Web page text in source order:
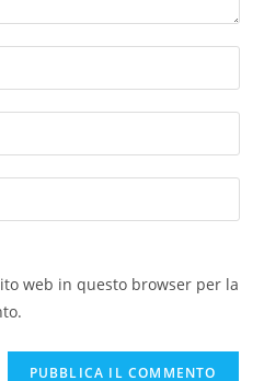
web in questo browser per la